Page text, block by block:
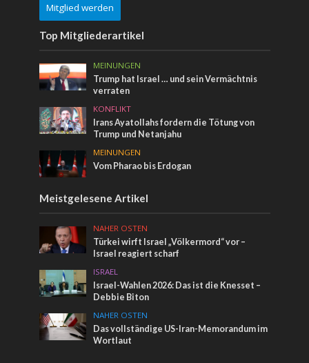
Mitglied werden
Top Mitgliederartikel
MEINUNGEN
Trump hat Israel … und sein Vermächtnis
verraten
KONFLIKT
Irans Ayatollahs fordern die Tötung von
Trump und Netanjahu
MEINUNGEN
Vom Pharao bis Erdogan
Meistgelesene Artikel
NAHER OSTEN
Türkei wirft Israel „Völkermord“ vor –
Israel reagiert scharf
ISRAEL
Israel-Wahlen 2026: Das ist die Knesset –
Debbie Biton
NAHER OSTEN
Das vollständige US-Iran-Memorandum im
Wortlaut